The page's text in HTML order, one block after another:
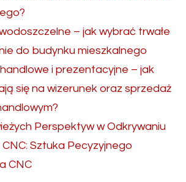
– jak wybrać trwałe
do budynku mieszkalnego
i prezentacyjne – jak
się na wizerunek oraz sprzedaż
Perspektyw w Odkrywaniu
Sztuka Pecyzyjnego
CNC